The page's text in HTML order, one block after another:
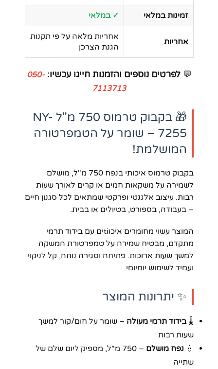
זמינות במלאי ✓ במלאי
אחריות
אחריות מלאה על פי תקנות
הגנת הצרכן
💬לפרטים נוספים והזמנות חייגו עכשיו: 050-
7113713
🎁 בקבוק טרמוס 750 מ"ל NY-
7255 – שומר על הטמפרטורה
המושלמת!
בקבוק טרמוס איכותי בנפח 750 מ"ל, מושלם
לשמירה על משקאות חמים או קרים לאורך שעות
רבות. עיצוב אלגנטי ופרקטי שמתאים לכל סגנון חיים
– בעבודה, בספורט, בטיולים או בבית.
המוצר עשוי מחומרים איכוtiים עם בידוד תרמי
מתקדם, מבטיח שמירה על טמפרטורת המשקה
למשך שעות ארוכות. פתיחה וסגירה נוחה, קל לניקוי
ועמיד לשימוש יומיומי.
✨ יתרונות המוצר
🌡️בידוד תרמי מעולה – שומר על חום/קור למשך
שעות רבות
💧 נפח מושלם
– 750 מ"ל, מספיק ליום שלם של
שתייה